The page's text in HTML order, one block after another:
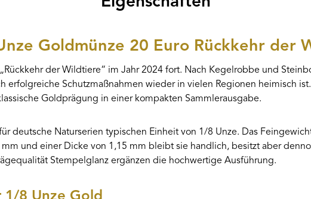
Goldmünze 20 Euro Rückkehr der
der Wildtiere“ im Jahr 2024 fort. Nach Kegelrobbe und
erfolgreiche Schutzmaßnahmen wieder in vielen Regionen heimisch
Goldprägung in einer kompakten Sammlerausgabe.
deutsche Naturserien typischen Einheit von 1/8 Unze. Das
und einer Dicke von 1,15 mm bleibt sie handlich, besitzt aber
Stempelglanz ergänzen die hochwertige Ausführung.